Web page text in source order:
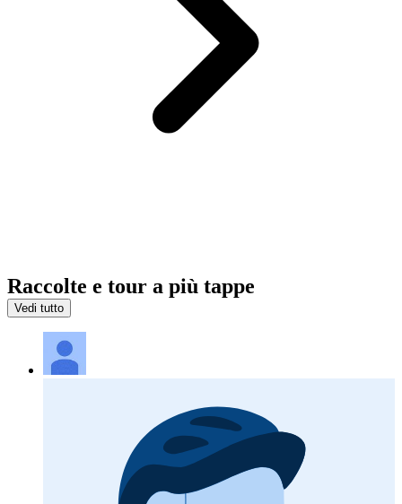
Raccolte e tour a più tappe
Vedi tutto